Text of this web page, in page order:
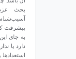
بحث
پیشرفت
به‌ جای
دارد یا